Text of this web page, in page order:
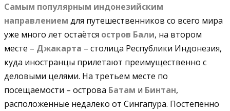
Самым популярным индонезийским
направлением для путешественников со всего мира
уже много лет остаётся остров Бали, на втором
месте – Джакарта – столица Республики Индонезия,
куда иностранцы прилетают преимущественно с
деловыми целями. На третьем месте по
посещаемости – острова Батам и Бинтан,
расположенные недалеко от Сингапура. Постепенно